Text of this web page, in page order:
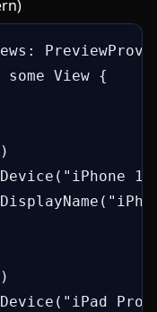
some View {
15
Pro